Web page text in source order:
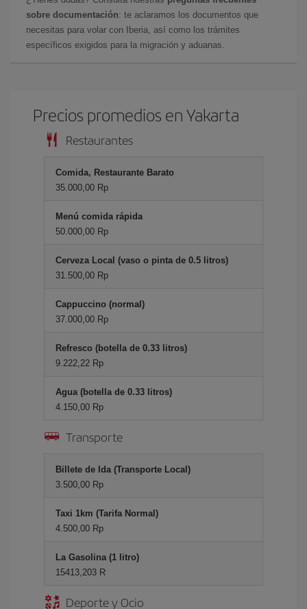
sobre documentación: te aclaramos los documentos que
necesitas para volar con Iberia, así como los trámites
específicos exigidos para la migración y aduanas.
Precios promedios en Yakarta
Restaurantes
Comida, Restaurante Barato
35.000,00 Rp
Menú comida rápida
50.000,00 Rp
Cerveza Local (vaso o pinta de 0.5 litros)
31.500,00 Rp
Cappuccino (normal)
37.000,00 Rp
Refresco (botella de 0.33 litros)
9.222,22 Rp
Agua (botella de 0.33 litros)
4.150,00 Rp
Transporte
Billete de Ida (Transporte Local)
3.500,00 Rp
Taxi 1km (Tarifa Normal)
4.500,00 Rp
La Gasolina (1 litro)
15413,203 R
Deporte y Ocio